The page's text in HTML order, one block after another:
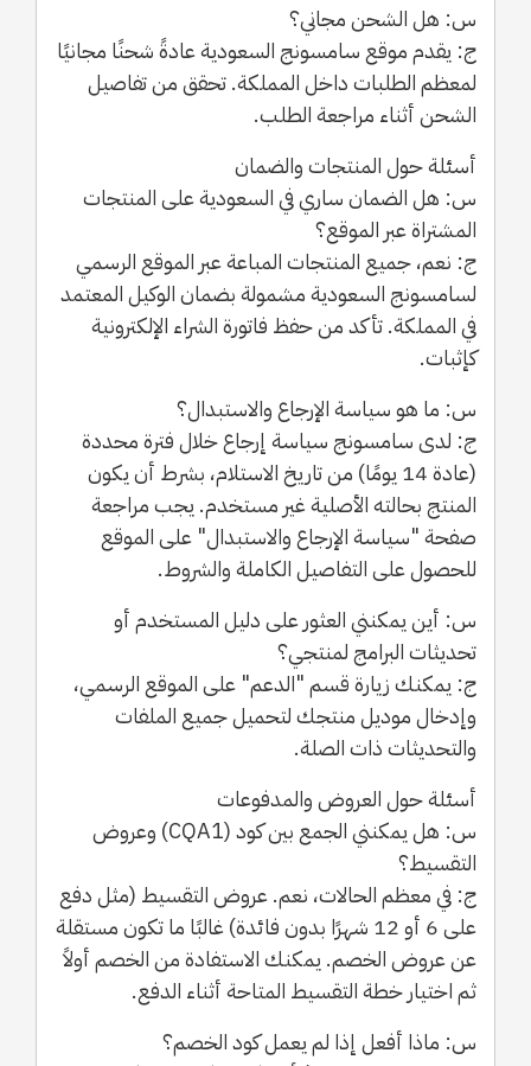
س: هل الشحن مجاني؟
ج: يقدم موقع سامسونج السعودية عادةً شحنًا مجانيًا
لمعظم الطلبات داخل المملكة. تحقق من تفاصيل
الشحن أثناء مراجعة الطلب.
أسئلة حول المنتجات والضمان
س: هل الضمان ساري في السعودية على المنتجات
المشتراة عبر الموقع؟
ج: نعم، جميع المنتجات المباعة عبر الموقع الرسمي
لسامسونج السعودية مشمولة بضمان الوكيل المعتمد
في المملكة. تأكد من حفظ فاتورة الشراء الإلكترونية
كإثبات.
س: ما هو سياسة الإرجاع والاستبدال؟
ج: لدى سامسونج سياسة إرجاع خلال فترة محددة
(عادة 14 يومًا) من تاريخ الاستلام، بشرط أن يكون
المنتج بحالته الأصلية غير مستخدم. يجب مراجعة
صفحة "سياسة الإرجاع والاستبدال" على الموقع
للحصول على التفاصيل الكاملة والشروط.
س: أين يمكنني العثور على دليل المستخدم أو
تحديثات البرامج لمنتجي؟
ج: يمكنك زيارة قسم "الدعم" على الموقع الرسمي،
وإدخال موديل منتجك لتحميل جميع الملفات
والتحديثات ذات الصلة.
أسئلة حول العروض والمدفوعات
س: هل يمكنني الجمع بين كود (CQA1) وعروض
التقسيط؟
ج: في معظم الحالات، نعم. عروض التقسيط (مثل دفع
على 6 أو 12 شهرًا بدون فائدة) غالبًا ما تكون مستقلة
عن عروض الخصم. يمكنك الاستفادة من الخصم أولاً
ثم اختيار خطة التقسيط المتاحة أثناء الدفع.
س: ماذا أفعل إذا لم يعمل كود الخصم؟